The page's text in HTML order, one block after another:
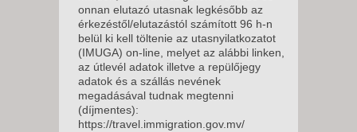
onnan elutazó utasnak legkésőbb az
érkezéstől/elutazástól számított 96 h-n
belül ki kell töltenie az utasnyilatkozatot
(IMUGA) on-line, melyet az alábbi linken,
az útlevél adatok illetve a repülőjegy
adatok és a szállás nevének
megadásával tudnak megtenni
(díjmentes):
https://travel.immigration.gov.mv/